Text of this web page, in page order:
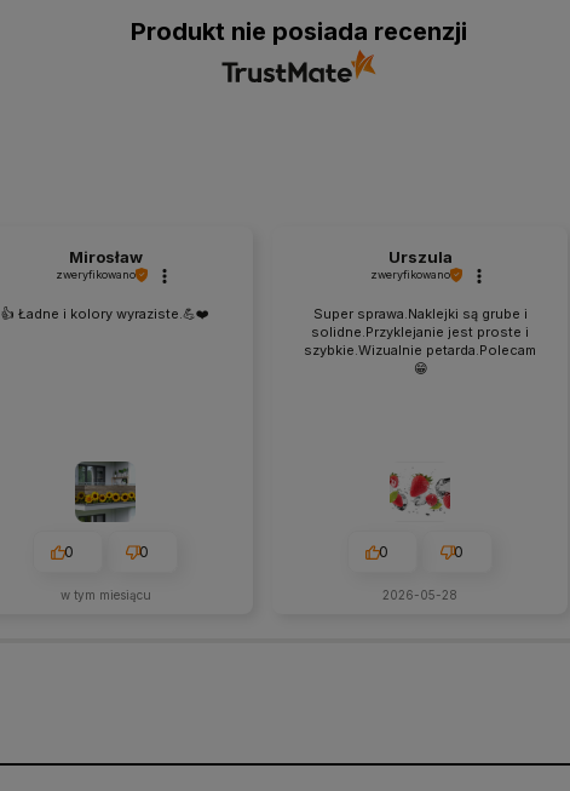
Produkt nie posiada recenzji
Mirosław
zweryfikowano
👍️ Ładne i kolory wyraziste.💪❤️
0 0
w tym miesiącu
Urszula
zweryfikowano
Super sprawa.Naklejki są grube i
solidne.Przyklejanie jest proste i
szybkie.Wizualnie petarda.Polecam
😁
0 0
2026-05-28